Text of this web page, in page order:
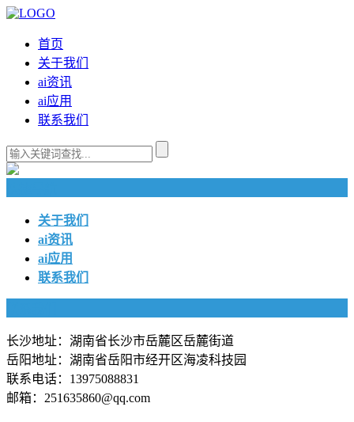
首页
关于我们
ai资讯
ai应用
联系我们
关于我们
ai资讯
ai应用
联系我们
长沙地址：湖南省长沙市岳麓区岳麓街道
岳阳地址：湖南省岳阳市经开区海凌科技园
联系电话：13975088831
邮箱：251635860@qq.com